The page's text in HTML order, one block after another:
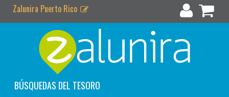
Zalunira Puerto Rico
BÚSQUEDAS DEL TESORO